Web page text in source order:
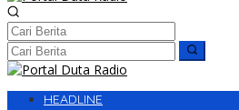
HEADLINE